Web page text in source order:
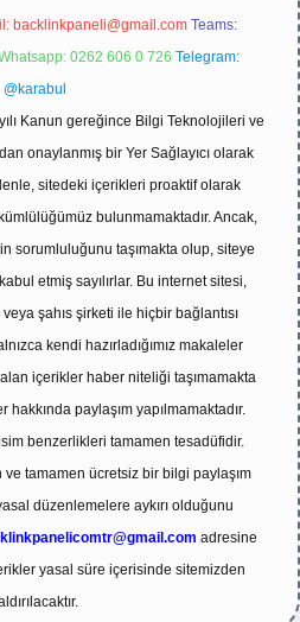
backlinkpaneli@gmail.com Teams:
0262 606 0 726 Telegram:
@karabul
Kanun gereğince Bilgi Teknolojileri ve
onaylanmış bir Yer Sağlayıcı olarak
sitedeki içerikleri proaktif olarak
bulunmamaktadır. Ancak,
sorumluluğunu taşımakta olup, siteye
etmiş sayılırlar. Bu internet sitesi,
şahıs şirketi ile hiçbir bağlantısı
kendi hazırladığımız makaleler
içerikler haber niteliği taşımamakta
paylaşım yapılmamaktadır.
benzerlikleri tamamen tesadüfidir.
ve tamamen ücretsiz bir bilgi paylaşım
düzenlemelere aykırı olduğunu
adresine
yasal süre içerisinde sitemizden